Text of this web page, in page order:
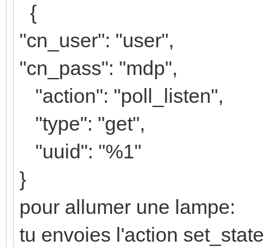
{
"cn_user": "user",
"cn_pass": "mdp",
"action": "poll_listen",
"type": "get",
"uuid": "%1"
}
pour allumer une lampe:
tu envoies l'action